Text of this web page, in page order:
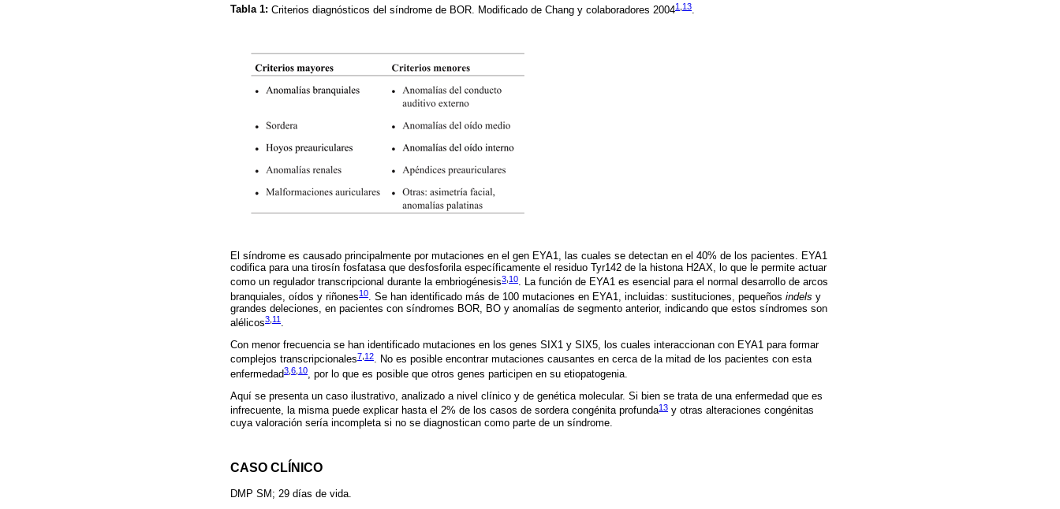
Tabla 1: Criterios diagnósticos del síndrome de BOR. Modificado de Chang y colaboradores 20041 13
El síndrome es causado principalmente por mutaciones en el gen EYA1, las cuales se detectan en el 40% de los pacientes. EYA1
codifica para una tirosín fosfatasa que desfosforila específicamente el residuo Tyr142 de la histona H2AX, lo que le permite actuar
como un regulador transcripcional durante la embriogénesis3 10. La función de EYA1 es esencial para el normal desarrollo de arcos
branquiales, oídos y riñones10 . Se han identificado más de 100 mutaciones en EYA1, incluidas: sustituciones, pequeños indels y
grandes deleciones, en pacientes con síndromes BOR, BO y anomalías de segmento anterior, indicando que estos síndromes son
alélicos3 11 .
Con menor frecuencia se han identificado mutaciones en los genes SIX1 y SIX5, los cuales interaccionan con EYA1 para formar
complejos transcripcionales7,12. No es posible encontrar mutaciones causantes en cerca de la mitad de los pacientes con esta
enfermedad3 6 10, por lo que es posible que otros genes participen en su etiopatogenia.
Aquí se presenta un caso ilustrativo, analizado a nivel clínico y de genética molecular. Si bien se trata de una enfermedad que es
infrecuente, la misma puede explicar hasta el 2% de los casos de sordera congénita profunda13 y otras alteraciones congénitas
cuya valoración sería incompleta si no se diagnostican como parte de un síndrome.
CASO CLÍNICO
DMP SM; 29 días de vida.